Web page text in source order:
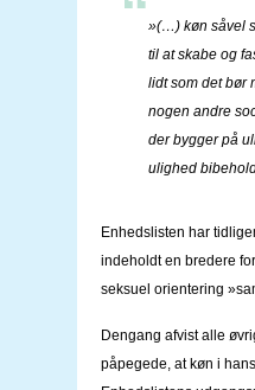
»(…) køn såvel
til at skabe og
lidt som det bør
nogen andre
der bygger på
ulighed
Enhedslisten har
indeholdt en bredere
seksuel orientering
Dengang afvist alle
påpegede, at køn i